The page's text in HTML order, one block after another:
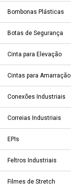
Bombonas Plásticas
Botas de Segurança
Cinta para Elevação
Cintas para Amarração
Conexões Industriais
Correias Industriais
EPIs
Feltros Industriais
Filmes de Stretch